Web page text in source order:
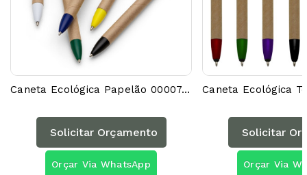
Caneta Ecológica Papelão 00007AG
Solicitar Orçamento
Orçar Via WhatsApp
Solicitar
Orçar Via